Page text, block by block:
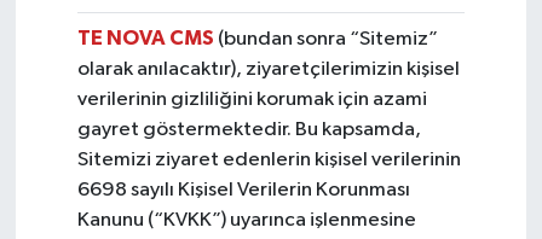
TE NOVA CMS (bundan sonra “Sitemiz”
olarak anılacaktır), ziyaretçilerimizin kişisel
verilerinin gizliliğini korumak için azami
gayret göstermektedir. Bu kapsamda,
Sitemizi ziyaret edenlerin kişisel verilerinin
6698 sayılı Kişisel Verilerin Korunması
Kanunu (“KVKK”) uyarınca işlenmesine
Haber Arşivi